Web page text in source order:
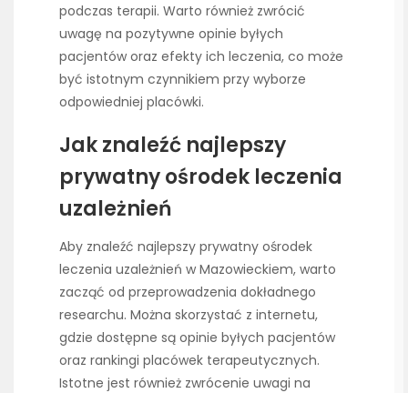
podczas terapii. Warto również zwrócić
uwagę na pozytywne opinie byłych
pacjentów oraz efekty ich leczenia, co może
być istotnym czynnikiem przy wyborze
odpowiedniej placówki.
Jak znaleźć najlepszy
prywatny ośrodek leczenia
uzależnień
Aby znaleźć najlepszy prywatny ośrodek
leczenia uzależnień w Mazowieckiem, warto
zacząć od przeprowadzenia dokładnego
researchu. Można skorzystać z internetu,
gdzie dostępne są opinie byłych pacjentów
oraz rankingi placówek terapeutycznych.
Istotne jest również zwrócenie uwagi na